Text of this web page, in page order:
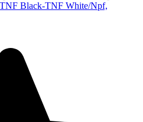
Black-TNF White/Npf,